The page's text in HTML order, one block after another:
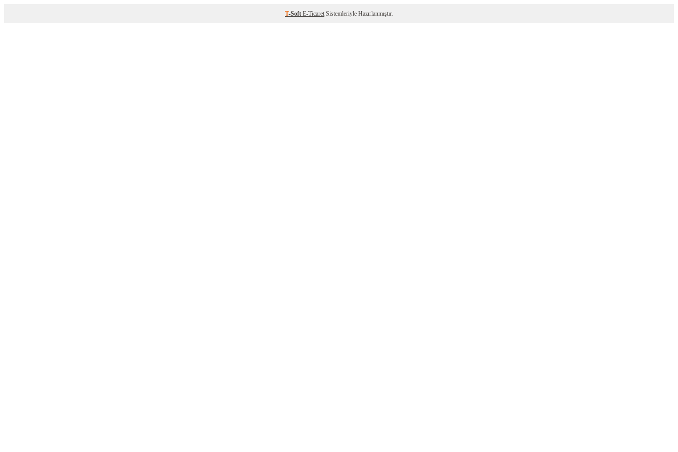
T-Soft E-Ticaret Sistemleriyle Hazırlanmıştır.